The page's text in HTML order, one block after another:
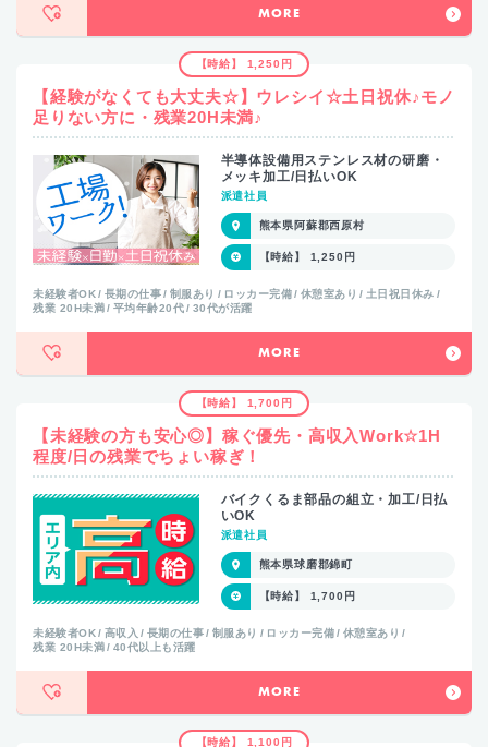
MORE
【時給】 1,250円
【経験がなくても大丈夫☆】ウレシイ☆土日祝休♪モノ
足りない方に・残業20H未満♪
半導体設備用ステンレス材の研磨・
メッキ加工/日払いOK
派遣社員
熊本県阿蘇郡西原村
【時給】 1,250円
未経験者OK 長期の仕事 制服あり ロッカー完備 休憩室あり
土日祝日休み
残業 20H未満
平均年齢20代 30代が活躍
MORE
【時給】 1,700円
【未経験の方も安心◎】稼ぐ優先・高収入Work☆1H
程度/日の残業でちょい稼ぎ！
バイクくるま部品の組立・加工/日払
いOK
派遣社員
熊本県球磨郡錦町
【時給】 1,700円
未経験者OK 高収入 長期の仕事 制服あり ロッカー完備
休憩室あり
残業 20H未満
40代以上も活躍
MORE
【時給】 1,100円